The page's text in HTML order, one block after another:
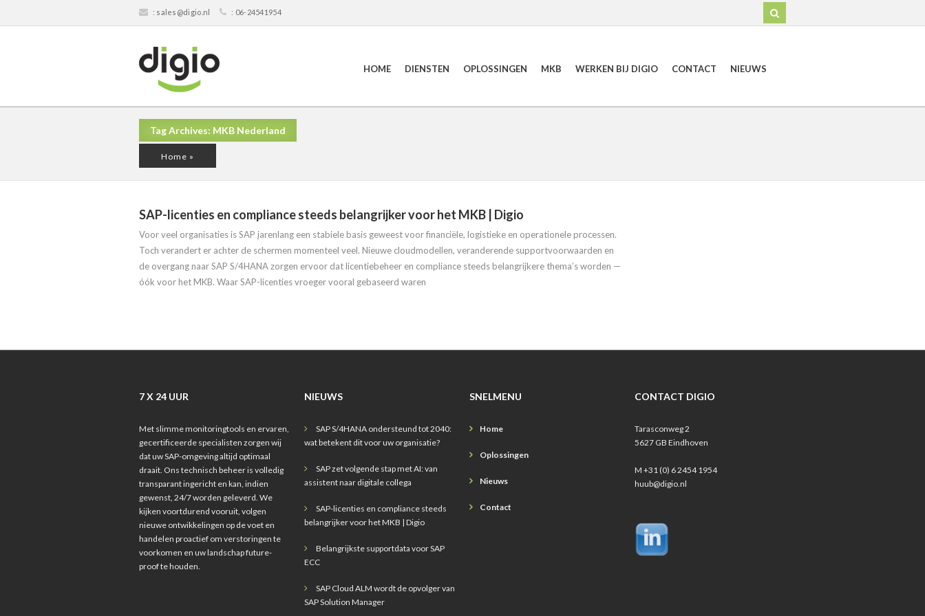
: sales@digio.nl : 06-24541954
HOME DIENSTEN OPLOSSINGEN MKB WERKEN BIJ DIGIO CONTACT NIEUWS
Tag Archives: MKB Nederland
Home »
SAP-licenties en compliance steeds belangrijker voor het MKB | Digio
Voor veel organisaties is SAP jarenlang een stabiele basis geweest voor financiële, logistieke en operationele processen.
Toch verandert er achter de schermen momenteel veel. Nieuwe cloudmodellen, veranderende supportvoorwaarden en
de overgang naar SAP S/4HANA zorgen ervoor dat licentiebeheer en compliance steeds belangrijkere thema’s worden —
óók voor het MKB. Waar SAP-licenties vroeger vooral gebaseerd waren
7 X 24 UUR
Met slimme monitoringtools en ervaren,
gecertificeerde specialisten zorgen wij
dat uw SAP-omgeving altijd optimaal
draait. Ons technisch beheer is volledig
transparant ingericht en kan, indien
gewenst, 24/7 worden geleverd. We
kijken voortdurend vooruit, volgen
nieuwe ontwikkelingen op de voet en
handelen proactief om verstoringen te
voorkomen en uw landschap future-
proof te houden.
NIEUWS
SAP S/4HANA ondersteund tot 2040:
wat betekent dit voor uw organisatie?
SAP zet volgende stap met AI: van
assistent naar digitale collega
SAP-licenties en compliance steeds
belangrijker voor het MKB | Digio
Belangrijkste supportdata voor SAP
ECC
SAP Cloud ALM wordt de opvolger van
SAP Solution Manager
SNELMENU
Home
Oplossingen
Nieuws
Contact
CONTACT DIGIO
Tarasconweg 2
5627 GB Eindhoven
M +31 (0) 6 2454 1954
huub@digio.nl